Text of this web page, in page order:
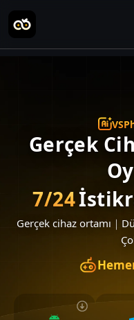
Gerçek
7/24
Gerçek cihaz ortamı ｜